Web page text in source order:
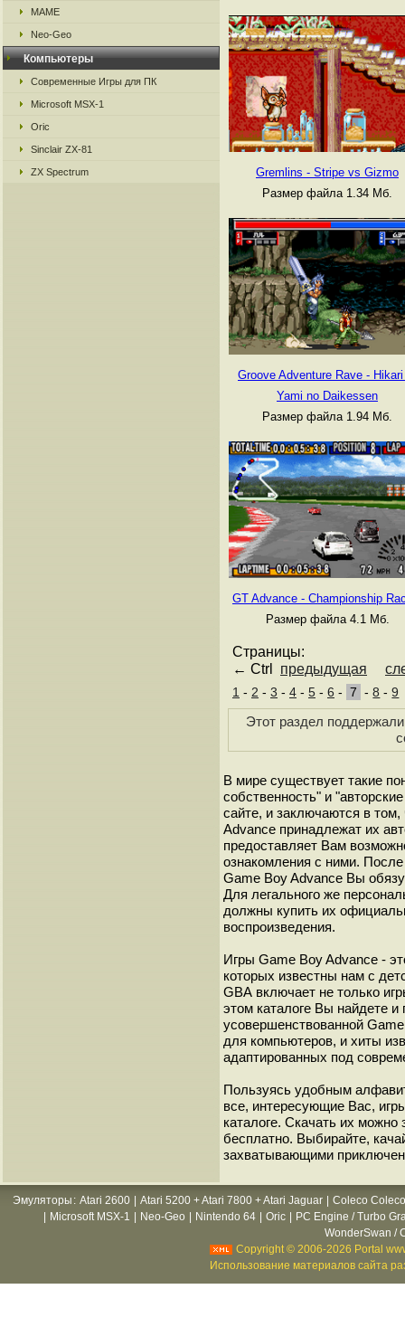
MAME
Neo-Geo
Компьютеры
Современные Игры для ПК
Microsoft MSX-1
Oric
Sinclair ZX-81
ZX Spectrum
Gremlins - Stripe vs Gizmo
Размер файла 1.34 Мб.
Groove Adventure Rave -
Yami no Daikessen
Размер файла 1.94 Мб.
GT Advance - Championship
Размер файла 4.1 Мб.
Страницы:
← Ctrl предыдущая
1 - 2 - 3 - 4 - 5 - 6 - 7 -8 -9
Этот раздел
В мире существует такие
собственность" и
сайте, и заключаются в
Advance принадлежат их
предоставляет Вам
ознакомления с ними.
Game Boy Advance Вы
Для легального же
должны купить их
воспроизведения.
Игры Game Boy Advance -
которых известны нам с
GВА включает не только
этом каталоге Вы найдете
усовершенствованной
для компьютеров, и хиты
адаптированных под
Пользуясь удобным
все, интересующие Вас,
каталоге. Скачать их
бесплатно. Выбирайте,
захватывающими
Эмуляторы : Atari 2600 Atari 5200 + Atari 7800 + Atari Jaguar
Coleco
Microsoft MSX-1 Neo-Geo Nintendo 64 Oric
PC Engine / Turbo
WonderSwan /
Copyright © 2006-2026 Portal
Использование материалов сайта